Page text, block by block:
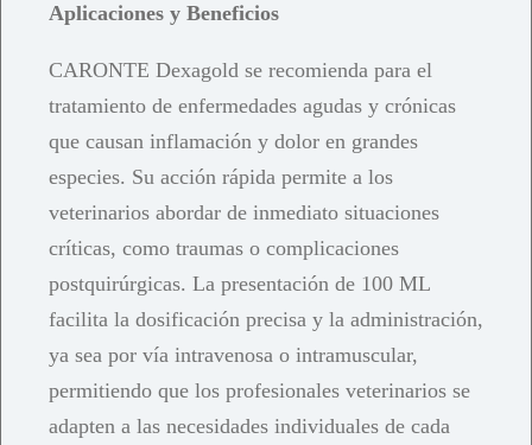
Aplicaciones y Beneficios
CARONTE Dexagold se recomienda para el
tratamiento de enfermedades agudas y crónicas
que causan inflamación y dolor en grandes
especies. Su acción rápida permite a los
veterinarios abordar de inmediato situaciones
críticas, como traumas o complicaciones
postquirúrgicas. La presentación de 100 ML
facilita la dosificación precisa y la administración,
ya sea por vía intravenosa o intramuscular,
permitiendo que los profesionales veterinarios se
adapten a las necesidades individuales de cada